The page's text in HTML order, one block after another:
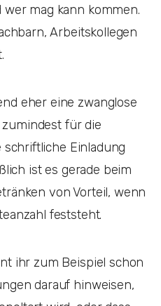
mag kann kommen.
Arbeitskollegen
eher eine zwanglose
für die
Einladung
ist es gerade beim
von Vorteil, wenn
feststeht.
ihr zum Beispiel schon
darauf hinweisen,